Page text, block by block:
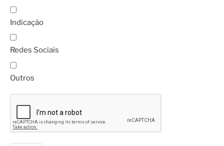
Indicação
Redes Sociais
Outros